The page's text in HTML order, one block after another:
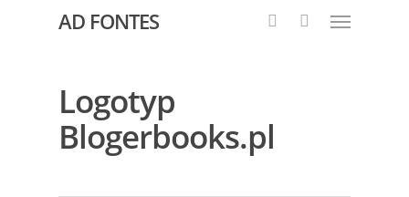
AD FONTES
Logotyp
Blogerbooks.pl